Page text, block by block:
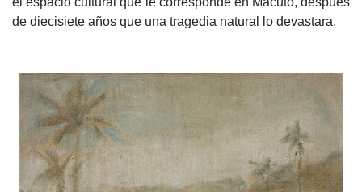
de diecisiete años que una tragedia natural lo devastara.